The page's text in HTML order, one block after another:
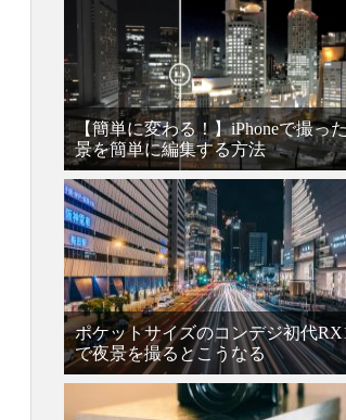
【簡単に変わる！】iPhoneで撮っ
景を簡単に編集する方法
ポケットサイズのコンデジ初代
で夜景を撮るとこうなる